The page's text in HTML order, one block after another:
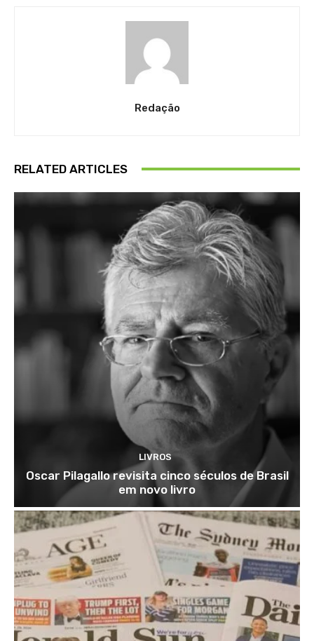
Redação
RELATED ARTICLES
LIVROS
Oscar Pilagallo revisita cinco séculos de Brasil
em novo livro